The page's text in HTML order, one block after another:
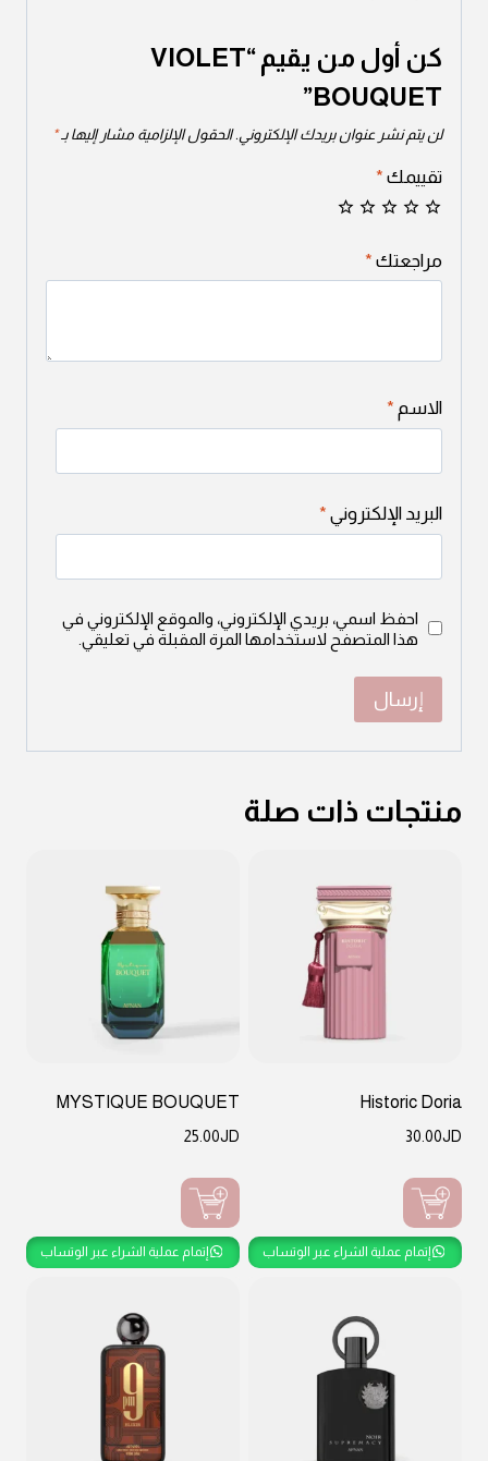
كن أول من يقيم “VIOLET
BOUQUET”
لن يتم نشر عنوان بريدك الإلكتروني. الحقول الإلزامية مشار إليها بـ*
تقييمك *
مراجعتك *
الاسم *
البريد الإلكتروني *
احفظ اسمي، بريدي الإلكتروني، والموقع الإلكتروني في
هذا المتصفح لاستخدامها المرة المقبلة في تعليقي.
منتجات ذات صلة
Historic Doria
JD
30.00
إتمام عملية الشراء عبر الوتساب
MYSTIQUE BOUQUET
JD
25.00
إتمام عملية الشراء عبر الوتساب